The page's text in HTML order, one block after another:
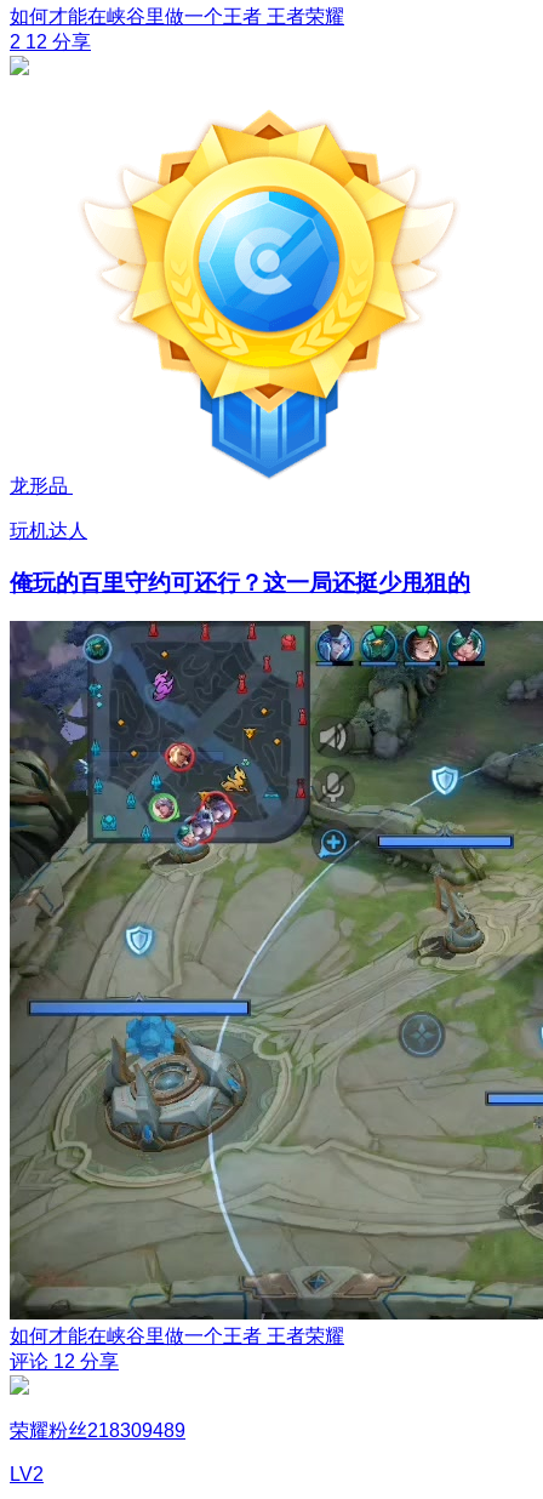
如何才能在峡谷里做一个王者 王者荣耀
2 12 分享
龙形品
玩机达人
俺玩的百里守约可还行？这一局还挺少甩狙的
如何才能在峡谷里做一个王者 王者荣耀
评论 12 分享
荣耀粉丝218309489
LV2